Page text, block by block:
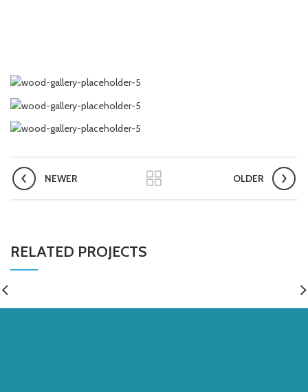
NEWER OLDER
RELATED PROJECTS